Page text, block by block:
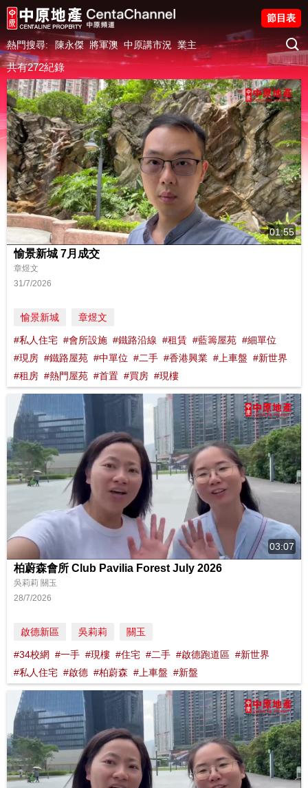
熱門搜尋: 陳永傑 將軍澳 中原講市況 業主
節目表
共有272紀錄
01:55
愉景新城 7月成交
章煜文
31/7/2026
愉景新城 章煜文
#私人住宅 #會所設施 #鐵路沿線 #租賃 #藍籌屋苑 #細單位
#現房 #鐵路屋苑 #中單位 #二手 #香港興業 #上車盤 #新世界
#租房 #熱門屋苑 #首置 #買房 #現樓
03:07
柏蔚森會所 Club Pavilia Forest July 2026
吳莉莉 關玉
28/7/2026
啟德新區 吳莉莉 關玉
#34校網 #一手 #現樓 #住宅 #二手 #啟德跑道區 #新世界
#私人住宅 #啟德 #柏蔚森 #上車盤 #新盤